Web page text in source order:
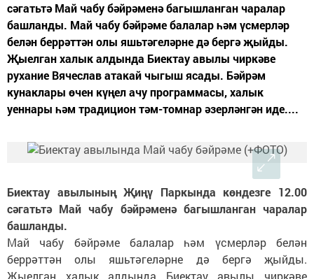
сәгатьтә Май чабу бәйрәменә багышланган чаралар
башланды. Май чабу бәйрәме балалар һәм үсмерләр
белән беррәттән олы яшьтәгеләрне дә бергә җыйды.
Җыелган халык алдында Биектау авылы чиркәве
рухание Вячеслав атакай чыгыш ясады. Бәйрәм
кунаклары өчен күңел ачу программасы, халык
уеннары һәм традицион тәм-томнар әзерләнгән иде....
Биектау авылының Җиңү Паркында көндезге 12.00
сәгатьтә Май чабу бәйрәменә багышланган чаралар
башланды.
Май чабу бәйрәме балалар һәм үсмерләр белән
беррәттән олы яшьтәгеләрне дә бергә җыйды.